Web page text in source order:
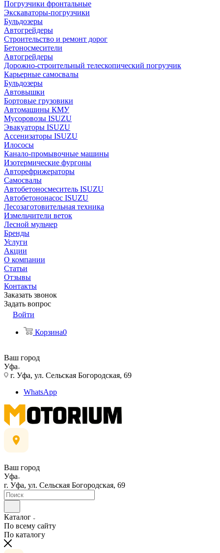
Погрузчики фронтальные
Экскаваторы-погрузчики
Бульдозеры
Автогрейдеры
Строительство и ремонт дорог
Бетоносмесители
Автогрейдеры
Дорожно-строительный телескопический погрузчик
Карьерные самосвалы
Бульдозеры
Автовышки
Бортовые грузовики
Автомашины КМУ
Мусоровозы ISUZU
Эвакуаторы ISUZU
Ассенизаторы ISUZU
Илососы
Канало-промывочные машины
Изотермические фургоны
Авторефрижераторы
Самосвалы
Автобетоносмеситель ISUZU
Автобетононасос ISUZU
Лесозаготовительная техника
Измельчители веток
Лесной мульчер
Бренды
Услуги
Акции
О компании
Статьи
Отзывы
Контакты
Заказать звонок
Задать вопрос
Войти
Корзина0
Ваш город
Уфа
г. Уфа, ул. Сельская Богородская, 69
WhatsApp
Ваш город
Уфа
г. Уфа, ул. Сельская Богородская, 69
Каталог
По всему сайту
По каталогу